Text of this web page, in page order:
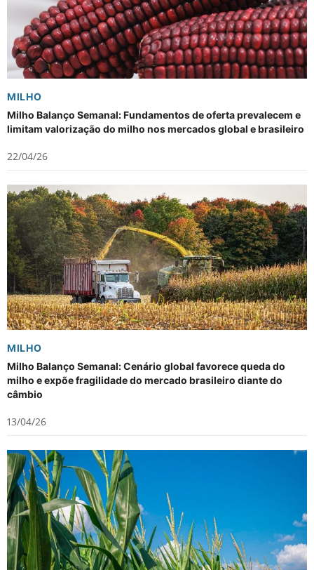
MILHO
Milho Balanço Semanal: Fundamentos de oferta prevalecem e
limitam valorização do milho nos mercados global e brasileiro
22/04/26
MILHO
Milho Balanço Semanal: Cenário global favorece queda do
milho e expõe fragilidade do mercado brasileiro diante do
câmbio
13/04/26